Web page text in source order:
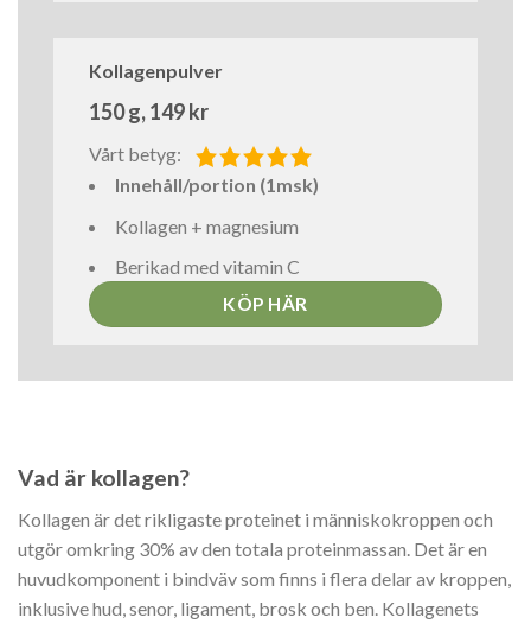
Kollagenpulver
150 g, 149 kr
Vårt betyg:
Innehåll/portion (1msk)
Kollagen + magnesium
Berikad med vitamin C
KÖP HÄR
Vad är kollagen?
Kollagen är det rikligaste proteinet i människokroppen och
utgör omkring 30% av den totala proteinmassan. Det är en
huvudkomponent i bindväv som finns i flera delar av kroppen,
inklusive hud, senor, ligament, brosk och ben. Kollagenets